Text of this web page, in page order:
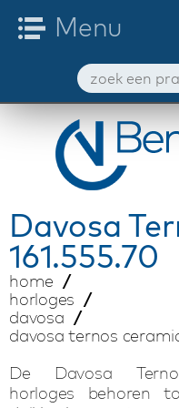
Davosa
161.555.70
home
horloges
davosa
davosa ternos
De Davosa
horloges behoren